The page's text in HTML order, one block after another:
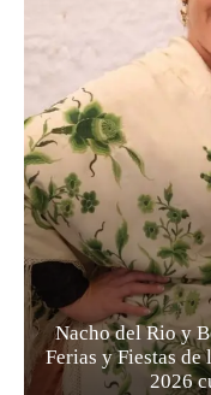
Nacho del Rio y
Ferias y Fiestas de
2026